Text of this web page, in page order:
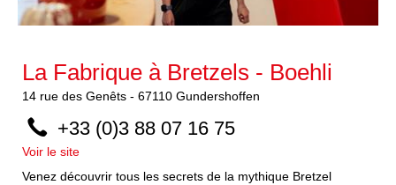
La Fabrique à Bretzels - Boehli
14 rue des Genêts - 67110 Gundershoffen
+33 (0)3 88 07 16 75
Voir le site
Venez découvrir tous les secrets de la mythique Bretzel